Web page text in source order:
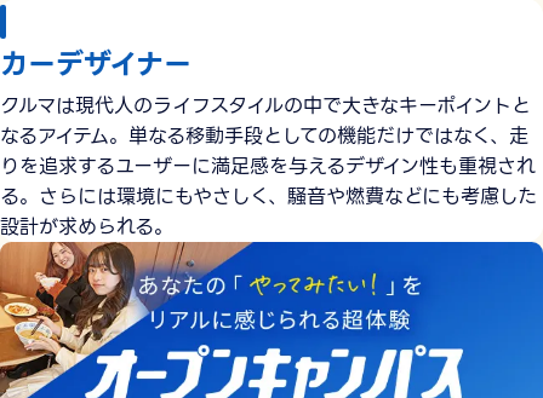
カーデザイナー
クルマは現代人のライフスタイルの中で大きなキーポイントと
なるアイテム。単なる移動手段としての機能だけではなく、走
りを追求するユーザーに満足感を与えるデザイン性も重視され
る。さらには環境にもやさしく、騒音や燃費などにも考慮した
設計が求められる。